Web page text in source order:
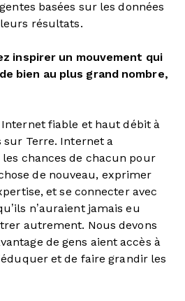
basées sur les données
résultats.
inspirer un mouvement qui
bien au plus grand nombre,
fiable et haut débit à
sur Terre. Internet a
chances de chacun pour
de nouveau, exprimer
et se connecter avec
n’auraient jamais eu
autrement. Nous devons
de gens aient accès à
et de faire grandir les